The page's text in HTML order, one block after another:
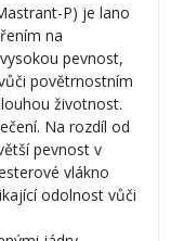
P) je lano
na
pevnost,
povětrnostním
životnost.
Na rozdíl od
pevnost v
vlákno
odolnost vůči